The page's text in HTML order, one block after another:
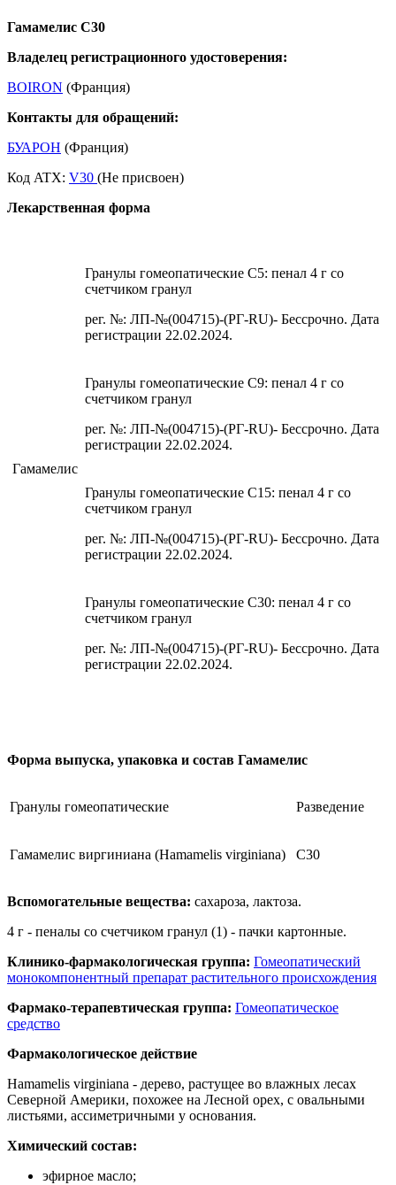
Гамамелис С30
Владелец регистрационного удостоверения:
BOIRON (Франция)
Контакты для обращений:
БУАРОН (Франция)
Код ATX: V30 (Не присвоен)
Лекарственная форма
Гамамелис
Гранулы гомеопатические C5: пенал 4 г со
счетчиком гранул
рег. №: ЛП-№(004715)-(РГ-RU)- Бессрочно. Дата
регистрации 22.02.2024.
Гранулы гомеопатические C9: пенал 4 г со
счетчиком гранул
рег. №: ЛП-№(004715)-(РГ-RU)- Бессрочно. Дата
регистрации 22.02.2024.
Гранулы гомеопатические C15: пенал 4 г со
счетчиком гранул
рег. №: ЛП-№(004715)-(РГ-RU)- Бессрочно. Дата
регистрации 22.02.2024.
Гранулы гомеопатические C30: пенал 4 г со
счетчиком гранул
рег. №: ЛП-№(004715)-(РГ-RU)- Бессрочно. Дата
регистрации 22.02.2024.
Форма выпуска, упаковка и состав Гамамелис
Гранулы гомеопатические Разведение
Гамамелис виргиниана (Hamamelis virginiana) C30
Вспомогательные вещества: сахароза, лактоза.
4 г - пеналы со счетчиком гранул (1) - пачки картонные.
Клинико-фармакологическая группа: Гомеопатический
монокомпонентный препарат растительного происхождения
Фармако-терапевтическая группа: Гомеопатическое
средство
Фармакологическое действие
Hamamelis virginiana - дерево, растущее во влажных лесах
Северной Америки, похожее на Лесной орех, с овальными
листьями, ассиметричными у основания.
Химический состав:
эфирное масло;